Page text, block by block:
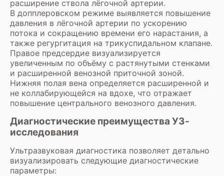
расширение ствола лёгочной артерии.
В допплеровском режиме выявляется повышение
давления в лёгочной артерии по ускорению
потока и сокращению времени его нарастания, а
также регургитация на трикуспидальном клапане.
Правое предсердие визуализируется
увеличенным по объёму с растянутыми стенками
и расширенной венозной приточной зоной.
Нижняя полая вена определяется расширенной и
не коллабирующейся на вдохе, что отражает
повышение центрального венозного давления.
Диагностические преимущества УЗ-
исследования
Ультразвуковая диагностика позволяет детально
визуализировать следующие диагностические
параметры: